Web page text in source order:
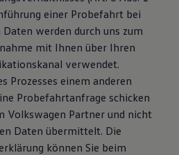
einer Probefahrt bei
werden durch uns zum
mit Ihnen über Ihren
verwendet.
Prozesses einem anderen
Probefahrtanfrage schicken
Volkswagen Partner und nicht
Daten übermittelt. Die
können Sie beim